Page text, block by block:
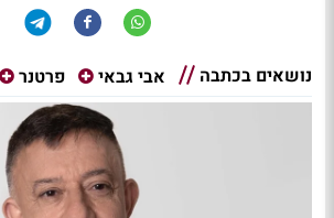
נושאים בכתבה אבי גבאי פרטנר